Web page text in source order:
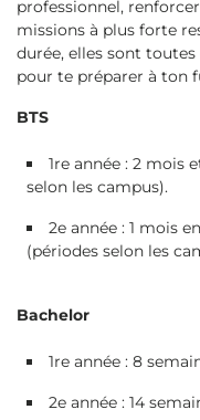
professionnel,
missions à plus forte
durée, elles sont
pour te préparer à ton
BTS
1re année : 2 mois
selon les campus).
2e année : 1 mois
(périodes selon les
Bachelor
1re année : 8
2e année : 14